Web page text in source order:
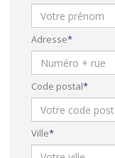
Adresse
Code postal
Ville